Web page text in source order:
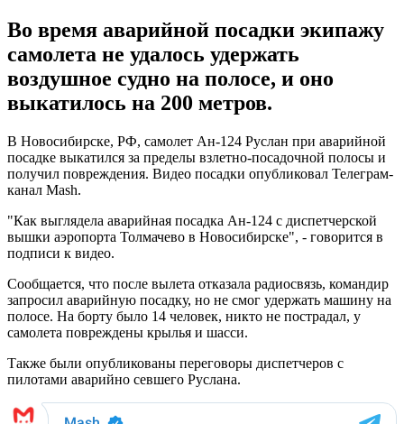
Во время аварийной посадки экипажу
самолета не удалось удержать
воздушное судно на полосе, и оно
выкатилось на 200 метров.
В Новосибирске, РФ, самолет Ан-124 Руслан при аварийной
посадке выкатился за пределы взлетно-посадочной полосы и
получил повреждения. Видео посадки опубликовал Телеграм-
канал Mash.
"Как выглядела аварийная посадка Ан-124 с диспетчерской
вышки аэропорта Толмачево в Новосибирске", - говорится в
подписи к видео.
Сообщается, что после вылета отказала радиосвязь, командир
запросил аварийную посадку, но не смог удержать машину на
полосе. На борту было 14 человек, никто не пострадал, у
самолета повреждены крылья и шасси.
Также были опубликованы переговоры диспетчеров с
пилотами аварийно севшего Руслана.